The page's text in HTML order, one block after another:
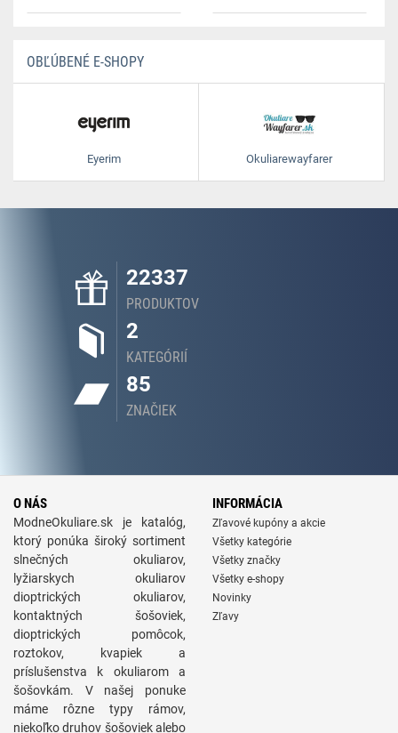
OBĽÚBENÉ E-SHOPY
Eyerim Okuliarewayfarer
22337
PRODUKTOV
2
KATEGÓRIÍ
85
ZNAČIEK
O NÁS
ModneOkuliare.sk je katalóg,
ktorý ponúka široký sortiment
slnečných okuliarov,
lyžiarskych okuliarov
dioptrických okuliarov,
kontaktných šošoviek,
dioptrických pomôcok,
roztokov, kvapiek a
príslušenstva k okuliarom a
šošovkám. V našej ponuke
máme rôzne typy rámov,
niekoľko druhov šošoviek alebo
INFORMÁCIA
Zľavové kupóny a akcie
Všetky kategórie
Všetky značky
Všetky e-shopy
Novinky
Zľavy